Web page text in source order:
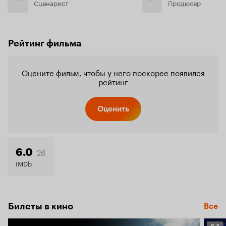
Сценарист Продюсер
Рейтинг фильма
Оцените фильм, чтобы у него поскорее появился
рейтинг
Оценить
6.0 26
IMDb
Билеты в кино Все